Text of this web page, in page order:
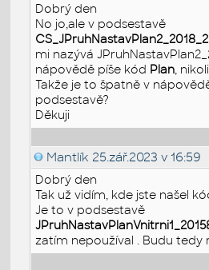
Dobrý den
No jo,ale v podsestavě
mi nazývá
nápovědě píše kód Plan ,
Takže je to špatně v
podsestavě?
Děkuji
Mantlík 25.zář.2023 v 16:59
Dobrý den
Tak už vidím, kde jste našel
Je to v podsestavě
zatím nepoužíval . Budu tedy